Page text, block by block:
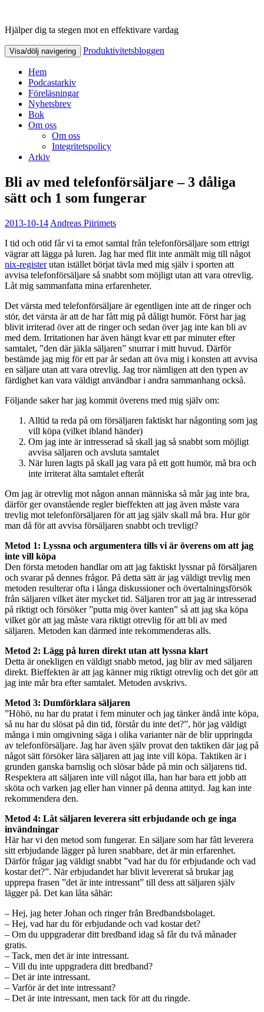
Produktivitetsbloggen
Hjälper dig ta stegen mot en effektivare vardag
Visa/dölj navigering Produktivitetsbloggen
Hem
Podcastarkiv
Föreläsningar
Nyhetsbrev
Bok
Om oss
Om oss
Integritetspolicy
Arkiv
Bli av med telefonförsäljare – 3 dåliga
sätt och 1 som fungerar
2013-10-14 Andreas Piirimets
I tid och otid får vi ta emot samtal från telefonförsäljare som ettrigt
vägrar att lägga på luren. Jag har med flit inte anmält mig till något
nix-registerutan istället börjat tävla med mig själv i sporten att
avvisa telefonförsäljare så snabbt som möjligt utan att vara otrevlig.
Låt mig sammanfatta mina erfarenheter.
Det värsta med telefonförsäljare är egentligen inte att de ringer och
stör, det värsta är att de har fått mig på dåligt humör. Först har jag
blivit irriterad över att de ringer och sedan över jag inte kan bli av
med dem. Irritationen har även hängt kvar ett par minuter efter
samtalet, ”den där jäkla säljaren” snurrar i mitt huvud. Därför
bestämde jag mig för ett par år sedan att öva mig i konsten att avvisa
en säljare utan att vara otrevlig. Jag tror nämligen att den typen av
färdighet kan vara väldigt användbar i andra sammanhang också.
Följande saker har jag kommit överens med mig själv om:
Alltid ta reda på om försäljaren faktiskt har någonting som jag
vill köpa (vilket ibland händer)
Om jag inte är intresserad så skall jag så snabbt som möjligt
avvisa säljaren och avsluta samtalet
När luren lagts på skall jag vara på ett gott humör, må bra och
inte irriterat älta samtalet efteråt
Om jag är otrevlig mot någon annan människa så mår jag inte bra,
därför ger ovanstående regler bieffekten att jag även måste vara
trevlig mot telefonförsäljaren för att jag själv skall må bra. Hur gör
man då för att avvisa försäljaren snabbt och trevligt?
Metod 1: Lyssna och argumentera tills vi är överens om att jag
inte vill köpa
Den första metoden handlar om att jag faktiskt lyssnar på försäljaren
och svarar på dennes frågor. På detta sätt är jag väldigt trevlig men
metoden resulterar ofta i långa diskussioner och övertalningsförsök
från säljaren vilket äter mycket tid. Säljaren tror att jag är intresserad
på riktigt och försöker ”putta mig över kanten” så att jag ska köpa
vilket gör att jag måste vara riktigt otrevlig för att bli av med
säljaren. Metoden kan därmed inte rekommenderas alls.
Metod 2: Lägg på luren direkt utan att lyssna klart
Detta är onekligen en väldigt snabb metod, jag blir av med säljaren
direkt. Bieffekten är att jag känner mig riktigt otrevlig och det gör att
jag inte mår bra efter samtalet. Metoden avskrivs.
Metod 3: Dumförklara säljaren
”Höhö, nu har du pratat i fem minuter och jag tänker ändå inte köpa,
så nu har du slösat på din tid, förstår du inte det?”, hör jag väldigt
många i min omgivning säga i olika varianter när de blir uppringda
av telefonförsäljare. Jag har även själv provat den taktiken där jag på
något sätt försöker lära säljaren att jag inte vill köpa. Taktiken är i
grunden ganska barnslig och slösar både på min och säljarens tid.
Respektera att säljaren inte vill något illa, han har bara ett jobb att
sköta och varken jag eller han vinner på denna attityd. Jag kan inte
rekommendera den.
Metod 4: Låt säljaren leverera sitt erbjudande och ge inga
invändningar
Här har vi den metod som fungerar. En säljare som har fått leverera
sitt erbjudande lägger på luren snabbare, det är min erfarenhet.
Därför frågar jag väldigt snabbt ”vad har du för erbjudande och vad
kostar det?”. När erbjudandet har blivit levererat så brukar jag
upprepa frasen ”det är inte intressant” till dess att säljaren själv
lägger på. Det kan låta såhär:
– Hej, jag heter Johan och ringer från Bredbandsbolaget.
– Hej, vad har du för erbjudande och vad kostar det?
– Om du uppgraderar ditt bredband idag så får du två månader
gratis.
– Tack, men det är inte intressant.
– Vill du inte uppgradera ditt bredband?
– Det är inte intressant.
– Varför är det inte intressant?
– Det är inte intressant, men tack för att du ringde.